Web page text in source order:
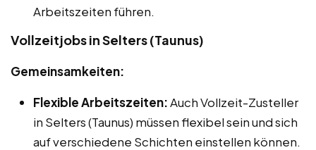
Arbeitszeiten führen.
Vollzeitjobs in Selters (Taunus)
Gemeinsamkeiten:
Flexible Arbeitszeiten:Auch Vollzeit-Zusteller
in Selters (Taunus) müssen flexibel sein und sich
auf verschiedene Schichten einstellen können.